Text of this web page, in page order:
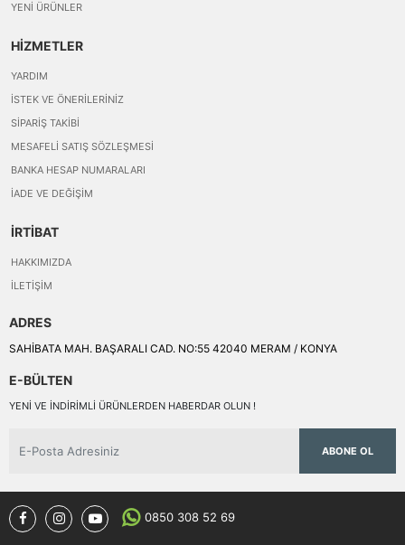
YENI ÜRÜNLER
HİZMETLER
YARDIM
İSTEK VE ÖNERILERINIZ
SIPARIŞ TAKIBI
MESAFELI SATIŞ SÖZLEŞMESI
BANKA HESAP NUMARALARI
İADE VE DEĞIŞIM
İRTİBAT
HAKKIMIZDA
İLETIŞIM
ADRES
SAHİBATA MAH. BAŞARALI CAD. NO:55 42040 MERAM / KONYA
E-BÜLTEN
YENI VE INDIRIMLI ÜRÜNLERDEN HABERDAR OLUN !
ABONE OL
0850 308 52 69